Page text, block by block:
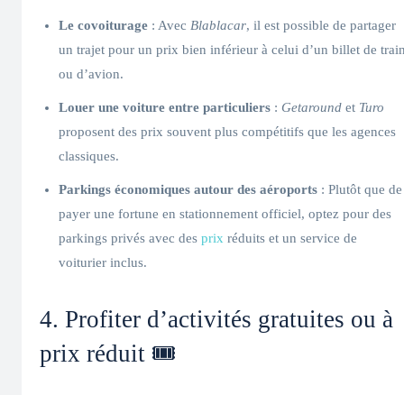
Le covoiturage : Avec Blablacar, il est possible de partager
un trajet pour un prix bien inférieur à celui d’un billet de
ou d’avion.
Louer une voiture entre particuliers : Getaround et Turo
proposent des prix souvent plus compétitifs que les agences
classiques.
Parkings économiques autour des aéroports : Plutôt que de
payer une fortune en stationnement officiel, optez pour des
parkings privés avec des prix réduits et un service de
voiturier inclus.
4. Profiter d’activités gratuites ou à
prix réduit 🎟️